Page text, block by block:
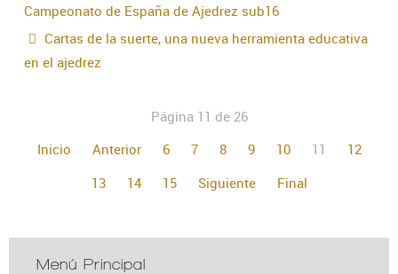
Campeonato de España de Ajedrez sub16
Cartas de la suerte, una nueva herramienta educativa
en el ajedrez
Página 11 de 26
Inicio
Anterior 6 7 8 9 10 11
12
13
14 15 Siguiente Final
Menú Principal